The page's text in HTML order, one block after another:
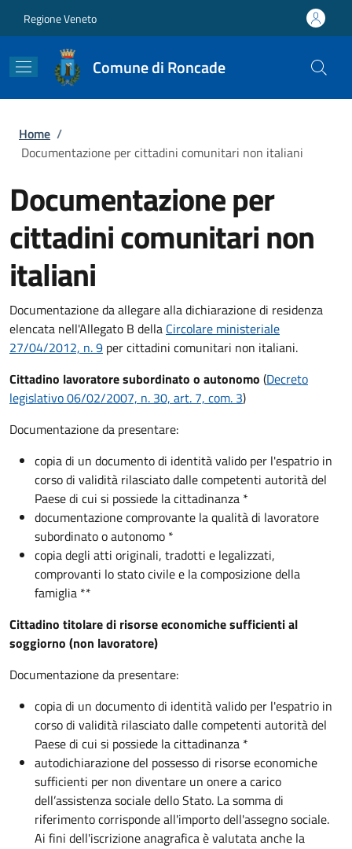
Regione Veneto
Comune di Roncade
Briciole di pane
Home /
Documentazione per cittadini comunitari non italiani
Documentazione per
cittadini comunitari non
italiani
Documentazione da allegare alla dichiarazione di residenza
elencata nell'Allegato B della Circolare ministeriale
27/04/2012, n. 9 per cittadini comunitari non italiani.
Cittadino lavoratore subordinato o autonomo (Decreto
legislativo 06/02/2007, n. 30, art. 7, com. 3)
Documentazione da presentare:
copia di un documento di identità valido per l'espatrio in
corso di validità rilasciato dalle competenti autorità del
Paese di cui si possiede la cittadinanza *
documentazione comprovante la qualità di lavoratore
subordinato o autonomo *
copia degli atti originali, tradotti e legalizzati,
comprovanti lo stato civile e la composizione della
famiglia **
Cittadino titolare di risorse economiche sufficienti al
soggiorno (non lavoratore)
Documentazione da presentare:
copia di un documento di identità valido per l'espatrio in
corso di validità rilasciato dalle competenti autorità del
Paese di cui si possiede la cittadinanza *
autodichiarazione del possesso di risorse economiche
sufficienti per non diventare un onere a carico
dell’assistenza sociale dello Stato. La somma di
riferimento corrisponde all'importo dell'assegno sociale.
Ai fini dell'iscrizione anagrafica è valutata anche la